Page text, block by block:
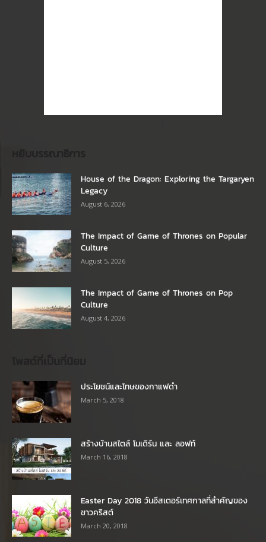
House of the Dragon: Exploring the Targaryen
Legacy
August 6, 2026
The Impact of Game of Thrones on Popular
Culture
August 5, 2026
The Impact of Game of Thrones on Pop
Culture
August 4, 2026
ประโยชน์และโทษของกาแฟดำ
March 5, 2018
สร้างบ้านสไตล์ โมเดิร์น และ ลอฟท์
March 16, 2018
Easter Day 2018 วันอีสเตอร์เทศกาลที่สำคัญของ
ชาวคริสต์
March 20, 2018